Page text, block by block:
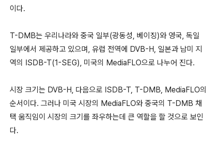
이다.
T-DMB는 우리나라와 중국 일부(광동성, 베이징)와 영국, 독일
일부에서 제공하고 있으며, 유럽 전역에 DVB-H, 일본과 남미 지
역의 ISDB-T(1-SEG), 미국의 MediaFLO으로 나누어 진다.
시장 크기는 DVB-H, 다음으로 ISDB-T, T-DMB, MediaFLO의
순서이다. 그러나 미국 시장의 MediaFLO와 중국의 T-DMB 채
택 움직임이 시장의 크기를 좌우하는데 큰 역할을 할 것으로 보인
다.